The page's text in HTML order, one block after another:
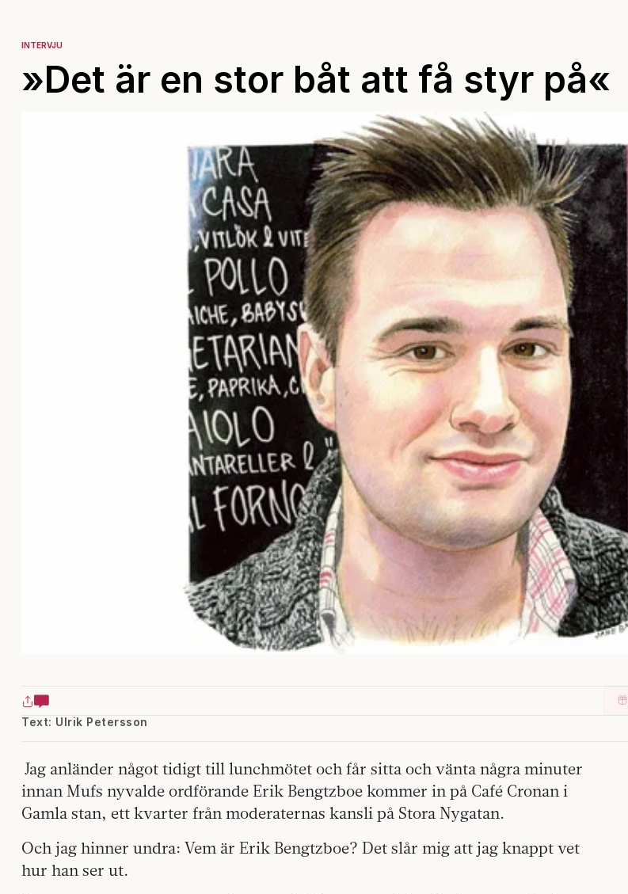
INTERVJU
»Det är en stor båt att få styr på«
Text: Ulrik Petersson
Jag anländer något tidigt till lunchmötet och får sitta och vänta några minuter
innan Mufs nyvalde ordförande Erik Bengtzboe kommer in på Café Cronan i
Gamla stan, ett kvarter från moderaternas kansli på Stora Nygatan.
Och jag hinner undra: Vem är Erik Bengtzboe? Det slår mig att jag knappt vet
hur han ser ut.